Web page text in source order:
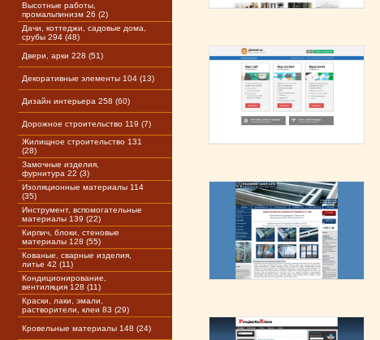
Высотные работы,
промальпинизм 26 (2)
Дачи, коттеджи, садовые дома,
срубы 294 (48)
Двери, арки 228 (51)
Декоративные элементы 104 (13)
Дизайн интерьера 258 (60)
Дорожное строительство 119 (7)
Жилищное строительство 131
(28)
Замочные изделия,
фурнитура 22 (3)
Изоляционные материалы 114
(35)
Инструмент, вспомогательные
материалы 139 (22)
Кирпич, блоки, стеновые
материалы 128 (55)
Кованые, сварные изделия,
литье 42 (11)
Кондиционирование,
вентиляция 128 (11)
Краски, лаки, эмали,
растворители, клеи 83 (29)
Кровельные материалы 148 (24)